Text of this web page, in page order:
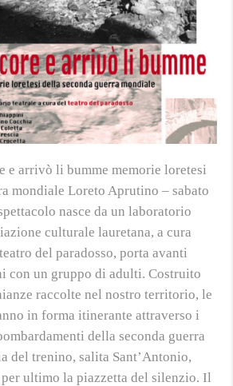
arrivò li bumme memorie loretesi
mondiale Loreto Aprutino – sabato
nasce da un laboratorio
culturale lauretana, a cura
del paradosso, porta avanti
con un gruppo di adulti. Costruito
raccolte nel nostro territorio, le
in forma itinerante attraverso i
della seconda guerra
del trenino, salita Sant’Antonio,
ultimo la piazzetta del silenzio. Il